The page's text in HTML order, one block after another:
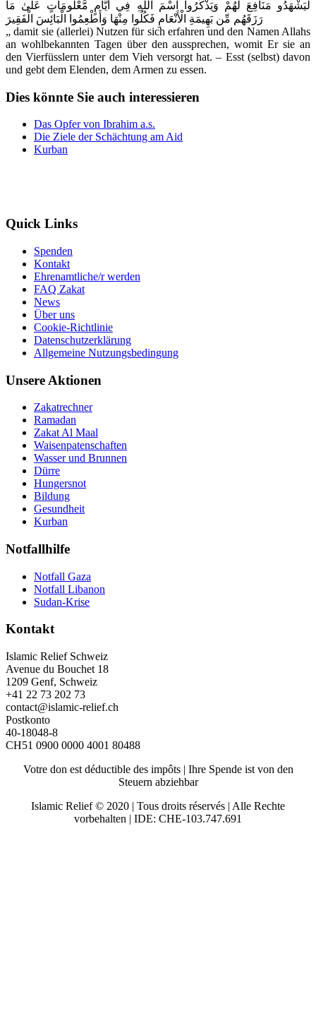
لِّيَشْهَدُو مَنَافِعَ لَهُمْ وَيَذْكُرُوا اسْمَ اللَّهِ فِي أَيَّامٍ مَّعْلُومَاتٍ عَلَىٰ مَا
رَزَقَهُم مِّن بَهِيمَةِ الْأَنْعَامِ فَكُلُوا مِنْهَا وَأَطْعِمُوا الْبَائِسَ الْفَقِيرَ
„ damit sie (allerlei) Nutzen für sich erfahren und den Namen Allahs
an wohlbekannten Tagen über den aussprechen, womit Er sie an
den Vierfüsslern unter dem Vieh versorgt hat. – Esst (selbst) davon
und gebt dem Elenden, dem Armen zu essen.
Dies könnte Sie auch interessieren
Das Opfer von Ibrahim a.s.
Die Ziele der Schächtung am Aid
Kurban
Quick Links
Spenden
Kontakt
Ehrenamtliche/r werden
FAQ Zakat
News
Über uns
Cookie-Richtlinie
Datenschutzerklärung
Allgemeine Nutzungsbedingung
Unsere Aktionen
Zakatrechner
Ramadan
Zakat Al Maal
Waisenpatenschaften
Wasser und Brunnen
Dürre
Hungersnot
Bildung
Gesundheit
Kurban
Notfallhilfe
Notfall Gaza
Notfall Libanon
Sudan-Krise
Kontakt
Islamic Relief Schweiz
Avenue du Bouchet 18
1209 Genf, Schweiz
+41 22 73 202 73
contact@islamic-relief.ch
Postkonto
40-18048-8
CH51 0900 0000 4001 80488
Votre don est déductible des impôts | Ihre Spende ist von den
Steuern abziehbar
Islamic Relief © 2020 | Tous droits réservés | Alle Rechte
vorbehalten | IDE: CHE-103.747.691